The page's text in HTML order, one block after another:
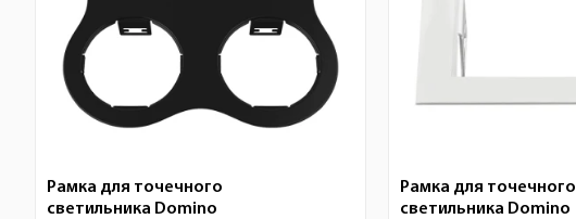
Рамка для точечного
светильника Domino
Рамка для точечного
светильника Domino